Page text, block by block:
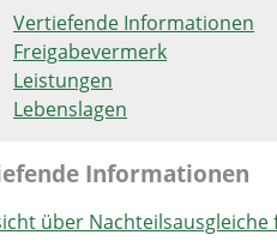
Vertiefende Informationen
Freigabevermerk
Leistungen
Lebenslagen
Informationen
über